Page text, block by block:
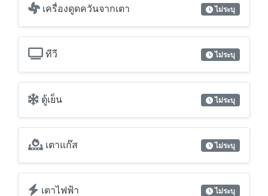
เครื่องดูดควันจากเตา ไม่ระบุ
ทีวี ไม่ระบุ
ตู้เย็น ไม่ระบุ
เตาแก๊ส ไม่ระบุ
เตาไฟฟ้า ไม่ระบุ